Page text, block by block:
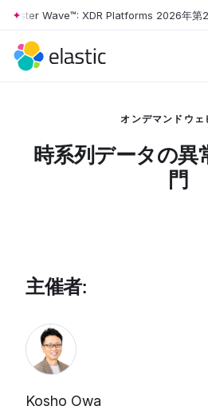
Skip to main content
Wave™: XDR Platforms 2026年第2
オンデマンドウェ
時系列データの異
門
主催者:
Kosho Owa